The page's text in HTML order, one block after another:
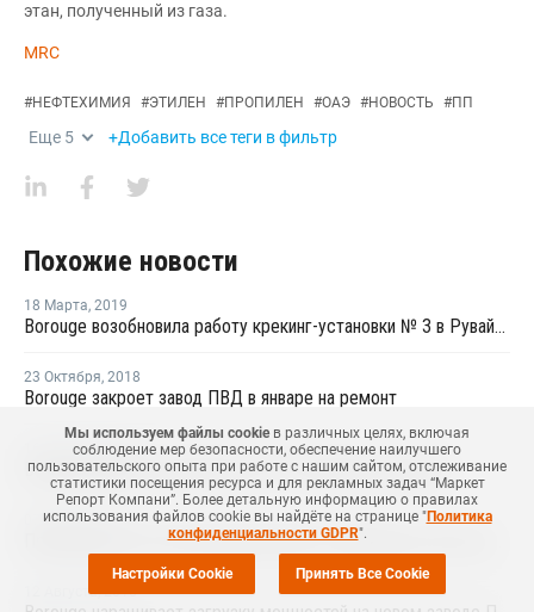
этан, полученный из газа.
MRC
#НЕФТЕХИМИЯ #ЭТИЛЕН #ПРОПИЛЕН #ОАЭ #НОВОСТЬ #ПП
Еще 5 +Добавить все теги в фильтр
Похожие новости
18 Марта, 2019
Borouge возобновила работу крекинг-установки № 3 в Рувайсе
23 Октября, 2018
Borouge закроет завод ПВД в январе на ремонт
16 Октября,2018
Borouge закроет производство ПП в январе на ремонт
07 Июня,2016
12 Августа,2015
Мы используем файлы cookieв различных целях, включая
соблюдение мер безопасности, обеспечение наилучшего
пользовательского опыта при работе с нашим сайтом, отслеживание
статистики посещения ресурса и для рекламных задач “Маркет
Репорт Компани”. Более детальную информацию о правилах
использования файлов cookie вы найдёте на странице "Политика
конфиденциальности GDPR".
Настройки Cookie Принять Все Cookie